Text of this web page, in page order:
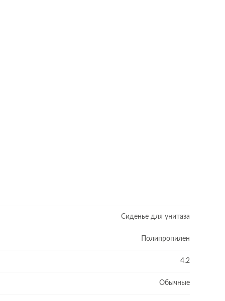
Сиденье для унитаза
Полипропилен
4.2
Обычные